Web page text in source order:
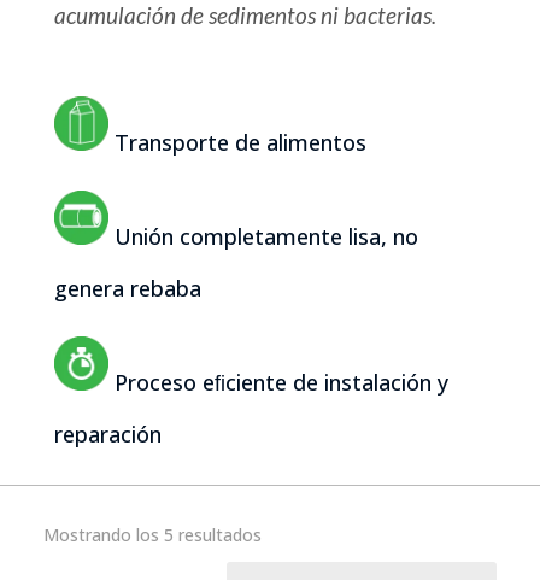
acumulación de sedimentos ni bacterias.
Transporte de alimentos
Unión completamente lisa, no
genera rebaba
Proceso eﬁciente de instalación y
reparación
Mostrando los 5 resultados